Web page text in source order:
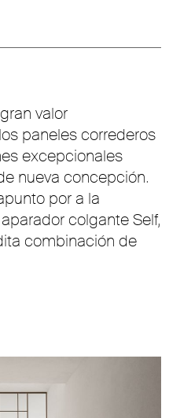
valor
paneles correderos
excepcionales
nueva concepción.
por a la
colgante Self,
combinación de